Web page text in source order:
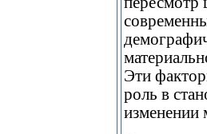
Эти
роль в
изменении